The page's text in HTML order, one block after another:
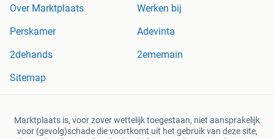
Over Marktplaats
Werken bij
Perskamer
Adevinta
2dehands
2ememain
Sitemap
Marktplaats is, voor zover wettelijk toegestaan, niet aansprakelijk
voor (gevolg)schade die voortkomt uit het gebruik van deze site,